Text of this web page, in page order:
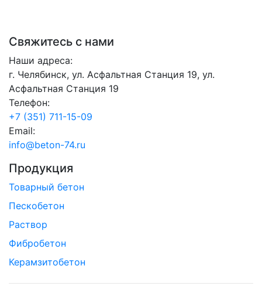
Свяжитесь с нами
Наши адреса:
г. Челябинск, ул. Асфальтная Станция 19, ул.
Асфальтная Станция 19
Телефон:
+7 (351) 711-15-09
Email:
info@beton-74.ru
Продукция
Товарный бетон
Пескобетон
Раствор
Фибробетон
Керамзитобетон